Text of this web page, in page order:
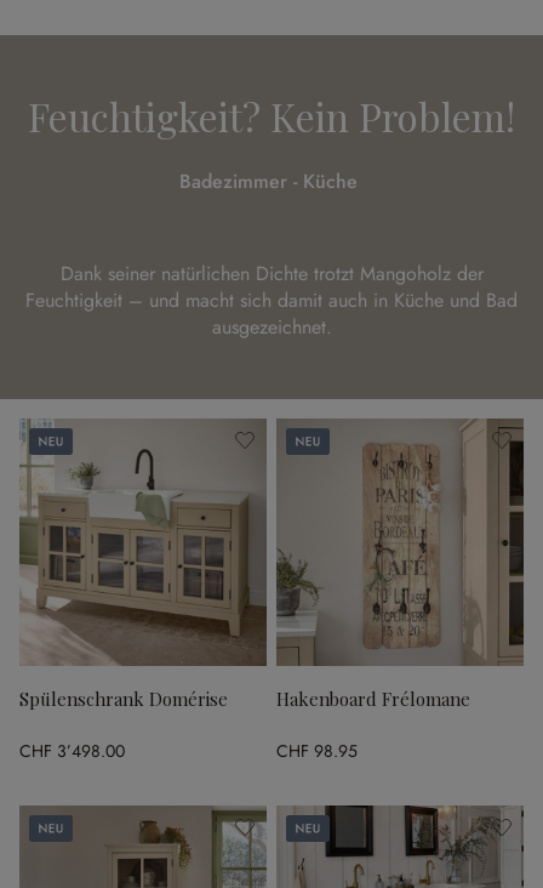
Feuchtigkeit? Kein Problem!
Badezimmer - Küche
Dank seiner natürlichen Dichte trotzt Mangoholz der
Feuchtigkeit – und macht sich damit auch in Küche und Bad
ausgezeichnet.
Neu
Spülenschrank Domérise
CHF 3’498.00
Neu
Hakenboard Frélomane
CHF 98.95
Neu Neu